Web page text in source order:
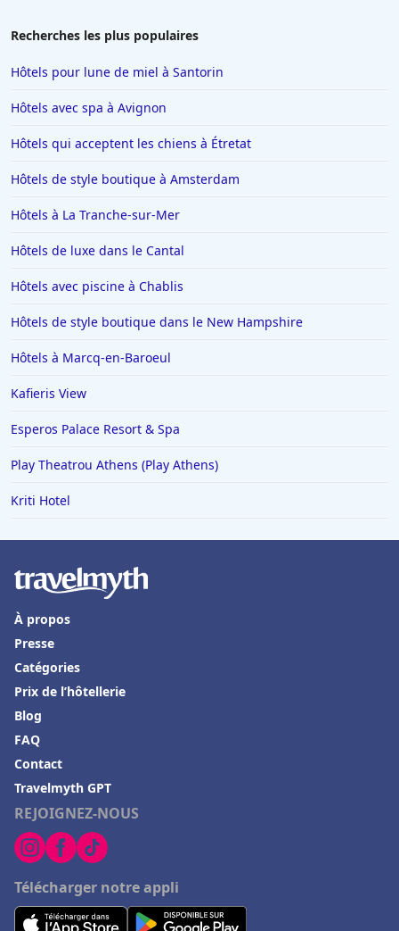
Recherches les plus populaires
Hôtels pour lune de miel à Santorin
Hôtels avec spa à Avignon
Hôtels qui acceptent les chiens à Étretat
Hôtels de style boutique à Amsterdam
Hôtels à La Tranche-sur-Mer
Hôtels de luxe dans le Cantal
Hôtels avec piscine à Chablis
Hôtels de style boutique dans le New Hampshire
Hôtels à Marcq-en-Baroeul
Kafieris View
Esperos Palace Resort & Spa
Play Theatrou Athens (Play Athens)
Kriti Hotel
REJOIGNEZ-NOUS
Télécharger notre appli
À propos
Presse
Catégories
Prix de l’hôtellerie
Blog
FAQ
Contact
Travelmyth GPT